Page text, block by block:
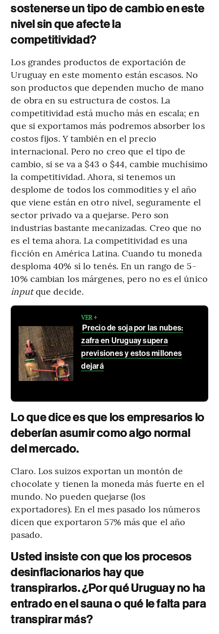
sostenerse un tipo de cambio en este
nivel sin que afecte la
competitividad?
Los grandes productos de exportación de
Uruguay en este momento están escasos. No
son productos que dependen mucho de mano
de obra en su estructura de costos. La
competitividad está mucho más en escala; en
que si exportamos más podremos absorber los
costos fijos. Y también en el precio
internacional. Pero no creo que el tipo de
cambio, si se va a $43 o $44, cambie muchísimo
la competitividad. Ahora, si tenemos un
desplome de todos los commodities y el año
que viene están en otro nivel, seguramente el
sector privado va a quejarse. Pero son
industrias bastante mecanizadas. Creo que no
es el tema ahora. La competitividad es una
ficción en América Latina. Cuando tu moneda
desploma 40% sí lo tenés. En un rango de 5-
10% cambian los márgenes, pero no es el único
inputque decide.
VER +
Precio de soja por las nubes:
zafra en Uruguay supera
previsiones y estos millones
dejará
Lo que dice es que los empresarios lo
deberían asumir como algo normal
del mercado.
Claro. Los suizos exportan un montón de
chocolate y tienen la moneda más fuerte en el
mundo. No pueden quejarse (los
exportadores). En el mes pasado los números
dicen que exportaron 57% más que el año
pasado.
Usted insiste con que los procesos
desinflacionarios hay que
transpirarlos. ¿Por qué Uruguay no ha
entrado en el sauna o qué le falta para
transpirar más?